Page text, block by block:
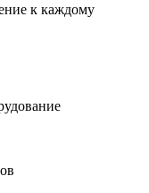
к каждому